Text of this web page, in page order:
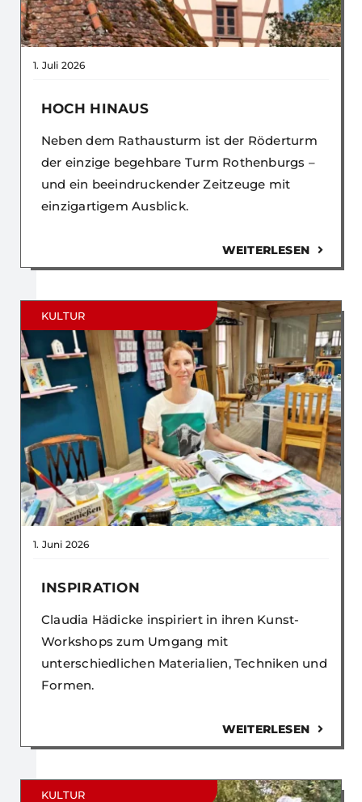
1. Juli 2026
HOCH HINAUS
Neben dem Rathausturm ist der Röderturm
der einzige begehbare Turm Rothenburgs –
und ein beeindruckender Zeitzeuge mit
einzigartigem Ausblick.
WEITERLESEN
KULTUR
1. Juni 2026
INSPIRATION
Claudia Hädicke inspiriert in ihren Kunst-
Workshops zum Umgang mit
unterschiedlichen Materialien, Techniken und
Formen.
WEITERLESEN
KULTUR